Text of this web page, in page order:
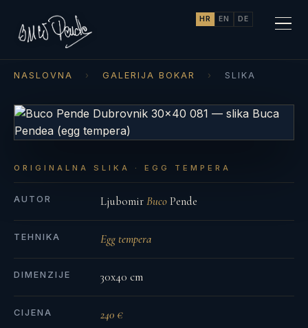
HR EN DE
NASLOVNA › GALERIJA BOKAR › SLIKA
ORIGINALNA SLIKA · EGG TEMPERA
AUTOR LjubomirBucoPende
TEHNIKA Egg tempera
DIMENZIJE 30x40 cm
CIJENA 240 €